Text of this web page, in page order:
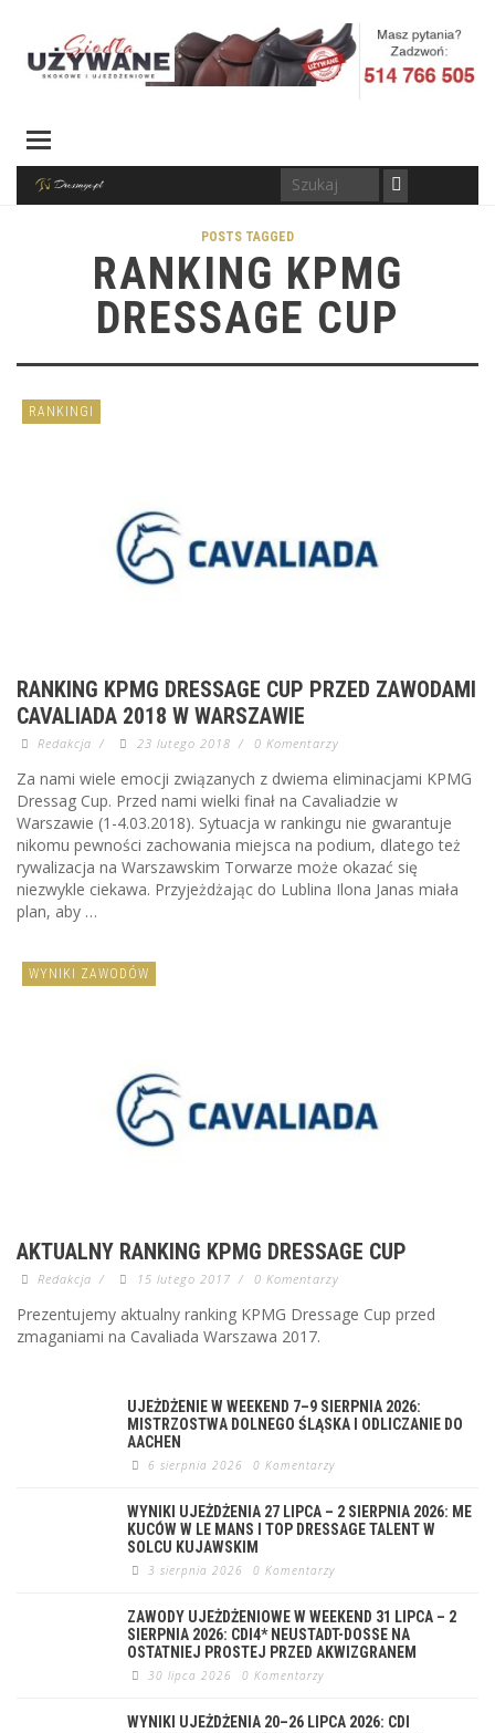
POSTS TAGGED
RANKING KPMG
DRESSAGE CUP
RANKINGI
RANKING KPMG DRESSAGE CUP PRZED ZAWODAMI
CAVALIADA 2018 W WARSZAWIE
Redakcja / 23 lutego 2018 / 0 Komentarzy
Za nami wiele emocji związanych z dwiema eliminacjami KPMG
Dressag Cup. Przed nami wielki finał na Cavaliadzie w
Warszawie (1-4.03.2018). Sytuacja w rankingu nie gwarantuje
nikomu pewności zachowania miejsca na podium, dlatego też
rywalizacja na Warszawskim Torwarze może okazać się
niezwykle ciekawa. Przyjeżdżając do Lublina Ilona Janas miała
plan, aby …
WYNIKI ZAWODÓW
AKTUALNY RANKING KPMG DRESSAGE CUP
Redakcja / 15 lutego 2017 / 0 Komentarzy
Prezentujemy aktualny ranking KPMG Dressage Cup przed
zmaganiami na Cavaliada Warszawa 2017.
UJEŻDŻENIE W WEEKEND 7–9 SIERPNIA 2026:
MISTRZOSTWA DOLNEGO ŚLĄSKA I ODLICZANIE DO
AACHEN
6 sierpnia 2026 0 Komentarzy
WYNIKI UJEŻDŻENIA 27 LIPCA – 2 SIERPNIA 2026: ME
KUCÓW W LE MANS I TOP DRESSAGE TALENT W
SOLCU KUJAWSKIM
3 sierpnia 2026 0 Komentarzy
ZAWODY UJEŻDŻENIOWE W WEEKEND 31 LIPCA – 2
SIERPNIA 2026: CDI4* NEUSTADT-DOSSE NA
OSTATNIEJ PROSTEJ PRZED AKWIZGRANEM
30 lipca 2026 0 Komentarzy
WYNIKI UJEŻDŻENIA 20–26 LIPCA 2026: CDI